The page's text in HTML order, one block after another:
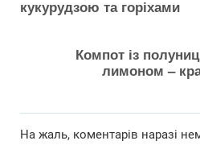
кукурудзою та горіхами
Компот із
лимоном –
На жаль, коментарiв наразi